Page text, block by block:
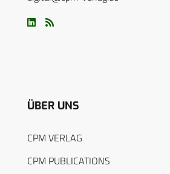
ÜBER UNS
CPM VERLAG
CPM PUBLICATIONS